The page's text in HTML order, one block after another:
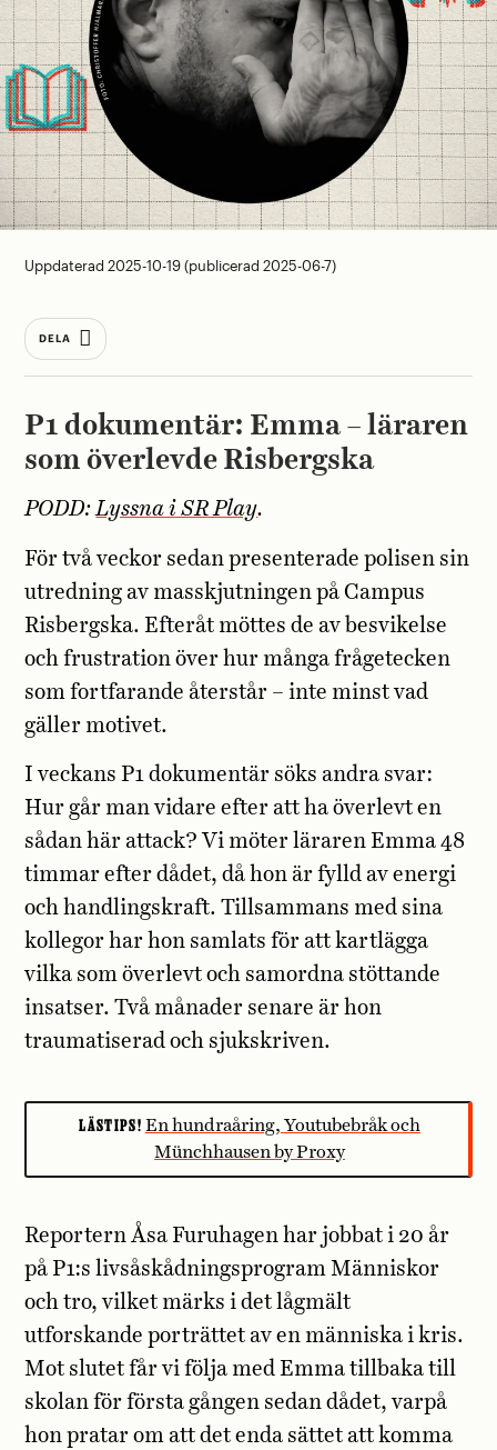
Uppdaterad 2025-10-19 (publicerad 2025-06-7)
DELA
P1 dokumentär: Emma – läraren
som överlevde Risbergska
PODD:Lyssna i SR Play.
För två veckor sedan presenterade polisen sin
utredning av masskjutningen på Campus
Risbergska. Efteråt möttes de av besvikelse
och frustration över hur många frågetecken
som fortfarande återstår – inte minst vad
gäller motivet.
I veckans P1 dokumentär söks andra svar:
Hur går man vidare efter att ha överlevt en
sådan här attack? Vi möter läraren Emma 48
timmar efter dådet, då hon är fylld av energi
och handlingskraft. Tillsammans med sina
kollegor har hon samlats för att kartlägga
vilka som överlevt och samordna stöttande
insatser. Två månader senare är hon
traumatiserad och sjukskriven.
LÄSTIPS! En hundraåring, Youtubebråk och
Münchhausen by Proxy
Reportern Åsa Furuhagen har jobbat i 20 år
på P1:s livsåskådningsprogram Människor
och tro, vilket märks i det lågmält
utforskande porträttet av en människa i kris.
Mot slutet får vi följa med Emma tillbaka till
skolan för första gången sedan dådet, varpå
hon pratar om att det enda sättet att komma